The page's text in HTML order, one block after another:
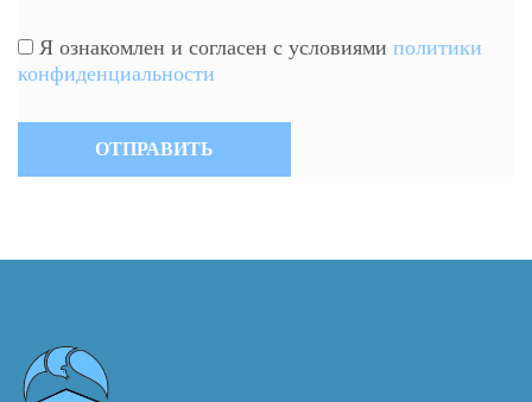
Я ознакомлен и согласен с условиями политики
конфиденциальности